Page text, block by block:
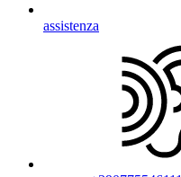
assistenza